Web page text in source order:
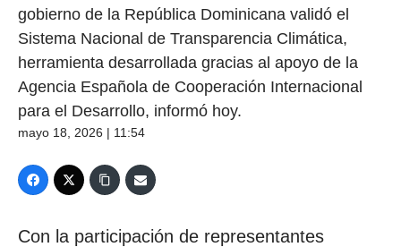
gobierno de la República Dominicana validó el
Sistema Nacional de Transparencia Climática,
herramienta desarrollada gracias al apoyo de la
Agencia Española de Cooperación Internacional
para el Desarrollo, informó hoy.
mayo 18, 2026 | 11:54
Con la participación de representantes